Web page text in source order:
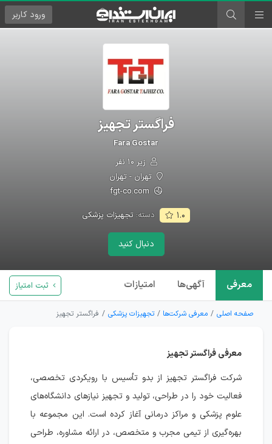
ورود کاربر
فراگستر تجهیز
Fara Gostar
زیر ۱۰ نفر
تهران - تهران
۱.۰ دسته: تجهیزات پزشکی
دنبال کنید
معرفی آگهی‌ها امتیازات ثبت امتیاز
صفحه اصلی معرفی شرکت‌ها تجهیزات پزشکی فراگستر تجهیز
معرفی فراگستر تجهیز
شرکت فراگستر تجهیز از بدو تأسیس با رویکردی تخصصی،
فعالیت خود را در طراحی، تولید و تجهیز نیازهای دانشگاه‌های
علوم پزشکی و مراکز درمانی آغاز کرده است. این مجموعه با
بهره‌گیری از تیمی مجرب و متخصص، در ارائه مشاوره، طراحی